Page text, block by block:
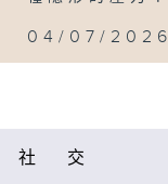
04/07/2026
社 交